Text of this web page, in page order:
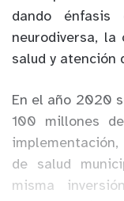
dando
neurodiversa,
salud y atención
En el año 2020
100 millones
de salud
misma